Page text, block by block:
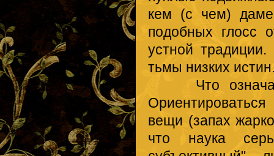
кем (с чем) даме
подобных глосс
устной
тьмы низких
Что означает
вещи (запах
что наука